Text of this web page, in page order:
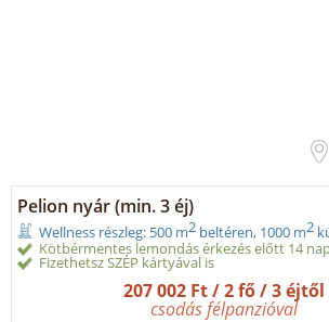
Pelion nyár (min. 3 éj)
Wellness részleg: 500 m2 beltéren, 1000 m2
Kötbérmentes lemondás érkezés előtt 14
Fizethetsz SZÉP kártyával is
207 002 Ft / 2 fő / 3 éjtől
csodás félpanzióval